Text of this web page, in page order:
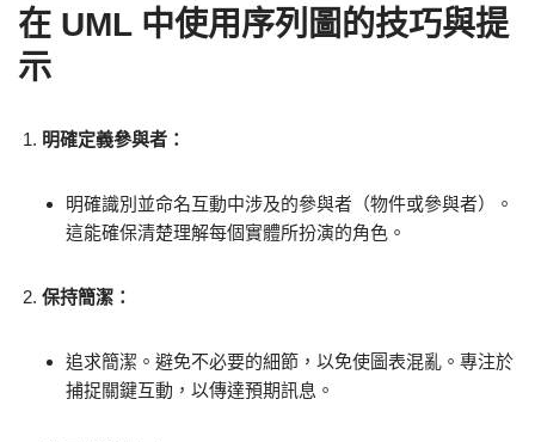
在 UML 中使用序列圖的技巧與提
示
明確定義參與者：
明確識別並命名互動中涉及的參與者（物件或參與者）。
這能確保清楚理解每個實體所扮演的角色。
保持簡潔：
追求簡潔。避免不必要的細節，以免使圖表混亂。專注於
捕捉關鍵互動，以傳達預期訊息。